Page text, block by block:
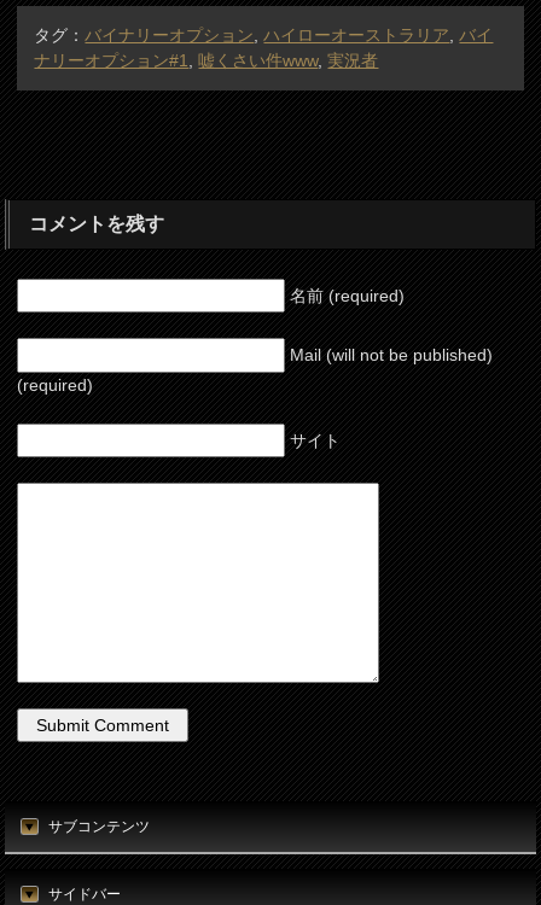
タグ： バイナリーオプション ,ハイローオーストラリア
バイ
ナリーオプション#1
,嘘くさい件www,実況者
コメントを残す
名前 (required)
Mail (will not be published)
(required)
サイト
サブコンテンツ
サイドバー